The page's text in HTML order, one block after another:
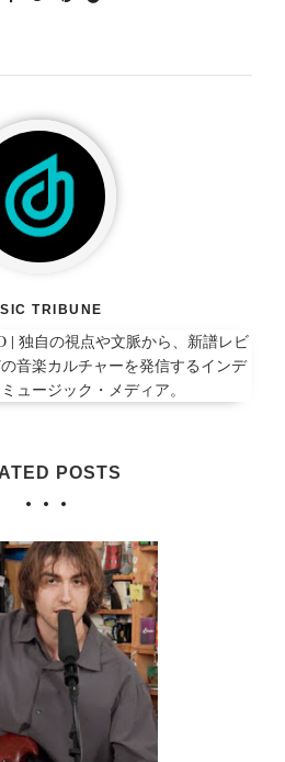
TRIBUNE
| 独自の視点や文脈から、新譜レビ
音楽カルチャーを発信するインデ
ュージック・メディア。
POSTS